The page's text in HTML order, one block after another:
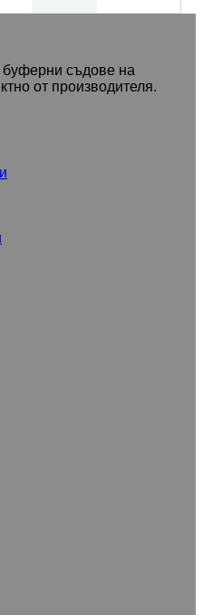
съдове на
от производителя.